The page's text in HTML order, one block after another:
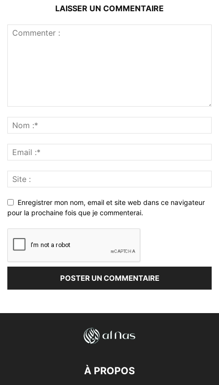
LAISSER UN COMMENTAIRE
Enregistrer mon nom, email et site web dans ce navigateur
pour la prochaine fois que je commenterai.
À PROPOS